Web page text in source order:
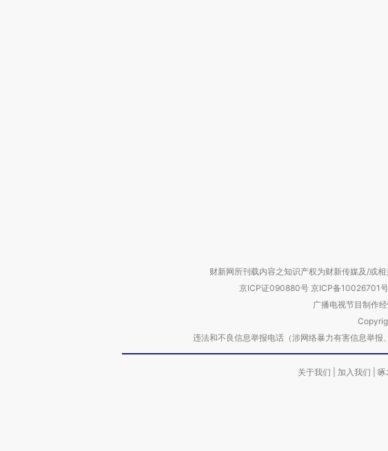
财新网所刊载内容之知识产权为财新传媒及/或
京ICP证090880号 京ICP备10026701
广播电视节目制作
违法和不良信息举报电话（涉网络暴力有害信息举
关于我们 加入我们 啄